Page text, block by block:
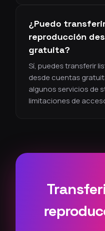
¿Puedo
reproducción
gratuita?
Sí, puedes transferir
desde cuentas
algunos servicios de
limitaciones de